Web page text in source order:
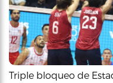
Triple bloqueo de